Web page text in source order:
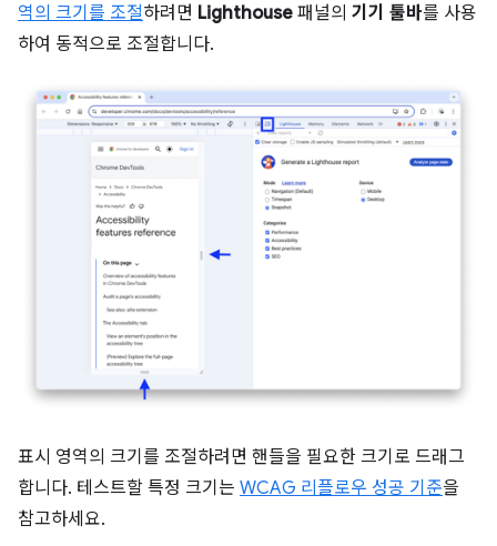
역의 크기를 조절하려면 Lighthouse 패널의 기기 툴바를 사용
하여 동적으로 조절합니다.
표시 영역의 크기를 조절하려면 핸들을 필요한 크기로 드래그
합니다. 테스트할 특정 크기는 WCAG 리플로우 성공 기준을
참고하세요.